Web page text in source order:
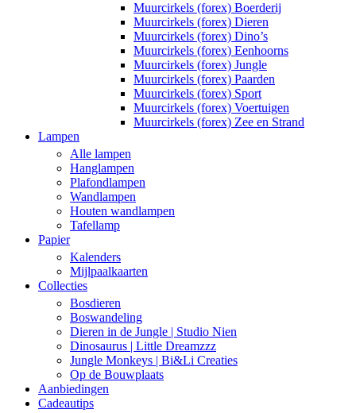
Muurcirkels (forex) Boerderij
Muurcirkels (forex) Dieren
Muurcirkels (forex) Dino’s
Muurcirkels (forex) Eenhoorns
Muurcirkels (forex) Jungle
Muurcirkels (forex) Paarden
Muurcirkels (forex) Sport
Muurcirkels (forex) Voertuigen
Muurcirkels (forex) Zee en Strand
Lampen
Alle lampen
Hanglampen
Plafondlampen
Wandlampen
Houten wandlampen
Tafellamp
Papier
Kalenders
Mijlpaalkaarten
Collecties
Bosdieren
Boswandeling
Dieren in de Jungle | Studio Nien
Dinosaurus | Little Dreamzzz
Jungle Monkeys | Bi&Li Creaties
Op de Bouwplaats
Aanbiedingen
Cadeautips